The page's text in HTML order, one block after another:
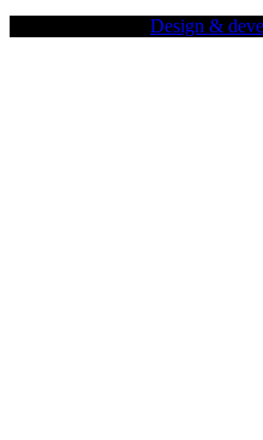
Design &